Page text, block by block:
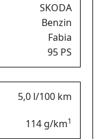
SKODA
Benzin
Fabia
95 PS
5,0 l/100 km
114 g/km1